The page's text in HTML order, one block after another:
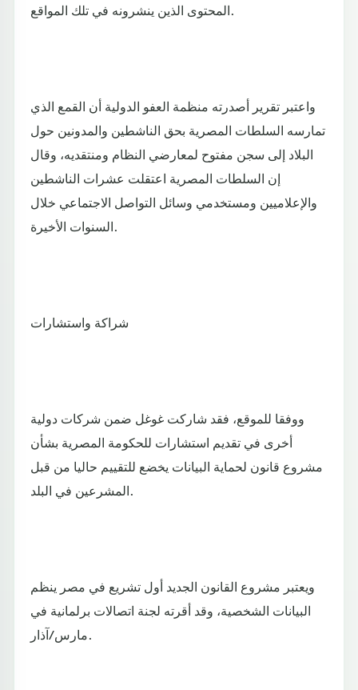
المحتوى الذين ينشرونه في تلك المواقع.
واعتبر تقرير أصدرته منظمة العفو الدولية أن القمع الذي
تمارسه السلطات المصرية بحق الناشطين والمدونين حول
البلاد إلى سجن مفتوح لمعارضي النظام ومنتقديه، وقال
إن السلطات المصرية اعتقلت عشرات الناشطين
والإعلاميين ومستخدمي وسائل التواصل الاجتماعي خلال
السنوات الأخيرة.
شراكة واستشارات
ووفقا للموقع، فقد شاركت غوغل ضمن شركات دولية
أخرى في تقديم استشارات للحكومة المصرية بشأن
مشروع قانون لحماية البيانات يخضع للتقييم حاليا من قبل
المشرعين في البلد.
ويعتبر مشروع القانون الجديد أول تشريع في مصر ينظم
البيانات الشخصية، وقد أقرته لجنة اتصالات برلمانية في
مارس/آذار.